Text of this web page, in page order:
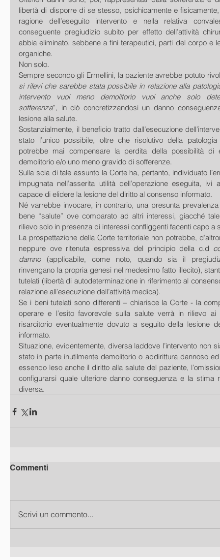
libertà di disporre di se stesso, psichicamente e
ragione dell’eseguito intervento e nella relativa
conseguente pregiudizio subito per effetto dell’attività
abbia eliminato, sebbene a fini terapeutici, parti del corpo e
organiche.
Non solo.
Sempre secondo gli Ermellini, la paziente avrebbe potuto
si rilevi che sarebbe stata possibile in relazione alla
intervento vuoi meno demolitorio vuoi anche solo
sofferenza”, in ciò concretizzandosi un danno
lesione alla salute.
Sostanzialmente, il beneficio tratto dall’esecuzione
stato l’unico possibile, oltre che risolutivo della
potrebbe mai compensare la perdita della possibilità di
demolitorio e/o uno meno gravido di sofferenze.
Sulla scia di tale assunto la Corte ha, pertanto, individuato
impugnata nell’asserita utilità dell’operazione eseguita, ivi
capace di elidere la lesione del diritto al consenso informato.
Né varrebbe invocare, in contrario, una presunta
bene “salute” ove comparato ad altri interessi, giacché
rilievo solo in presenza di interessi confliggenti facenti capo
La prospettazione della Corte territoriale non potrebbe,
neppure ove ritenuta espressiva del principio della c.d
damno (applicabile, come noto, quando sia il
rinvengano la propria genesi nel medesimo fatto illecito),
tutelati (libertà di autodeterminazione in riferimento al
relazione all’esecuzione dell’attività medica).
Se i beni tutelati sono differenti – chiarisce la Corte - la
operare e l’esito favorevole sulla salute verrà in rilievo
risarcitorio eventualmente dovuto a seguito della lesione
informato.
Situazione, evidentemente, diversa laddove l’intervento non
stato in parte inutilmente demolitorio o addirittura dannoso
essendo leso anche il diritto alla salute del paziente,
configurarsi quale ulteriore danno conseguenza e la stima
diversa.
Commenti
Scrivi un commento...